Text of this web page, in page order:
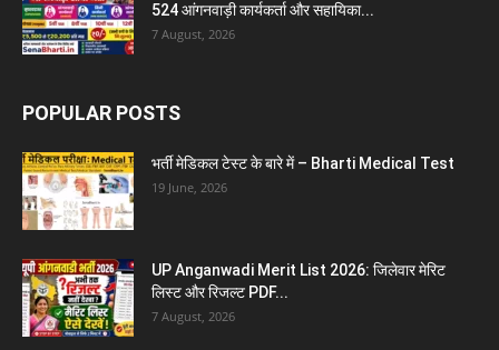
524 आंगनवाड़ी कार्यकर्ता और सहायिका...
7 August, 2026
POPULAR POSTS
भर्ती मेडिकल टेस्ट के बारे में – Bharti Medical Test
19 June, 2026
UP Anganwadi Merit List 2026: जिलेवार मेरिट
लिस्ट और रिजल्ट PDF...
7 August, 2026